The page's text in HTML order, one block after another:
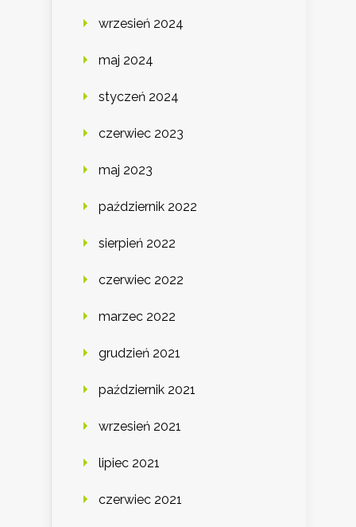
wrzesień 2024
maj 2024
styczeń 2024
czerwiec 2023
maj 2023
październik 2022
sierpień 2022
czerwiec 2022
marzec 2022
grudzień 2021
październik 2021
wrzesień 2021
lipiec 2021
czerwiec 2021